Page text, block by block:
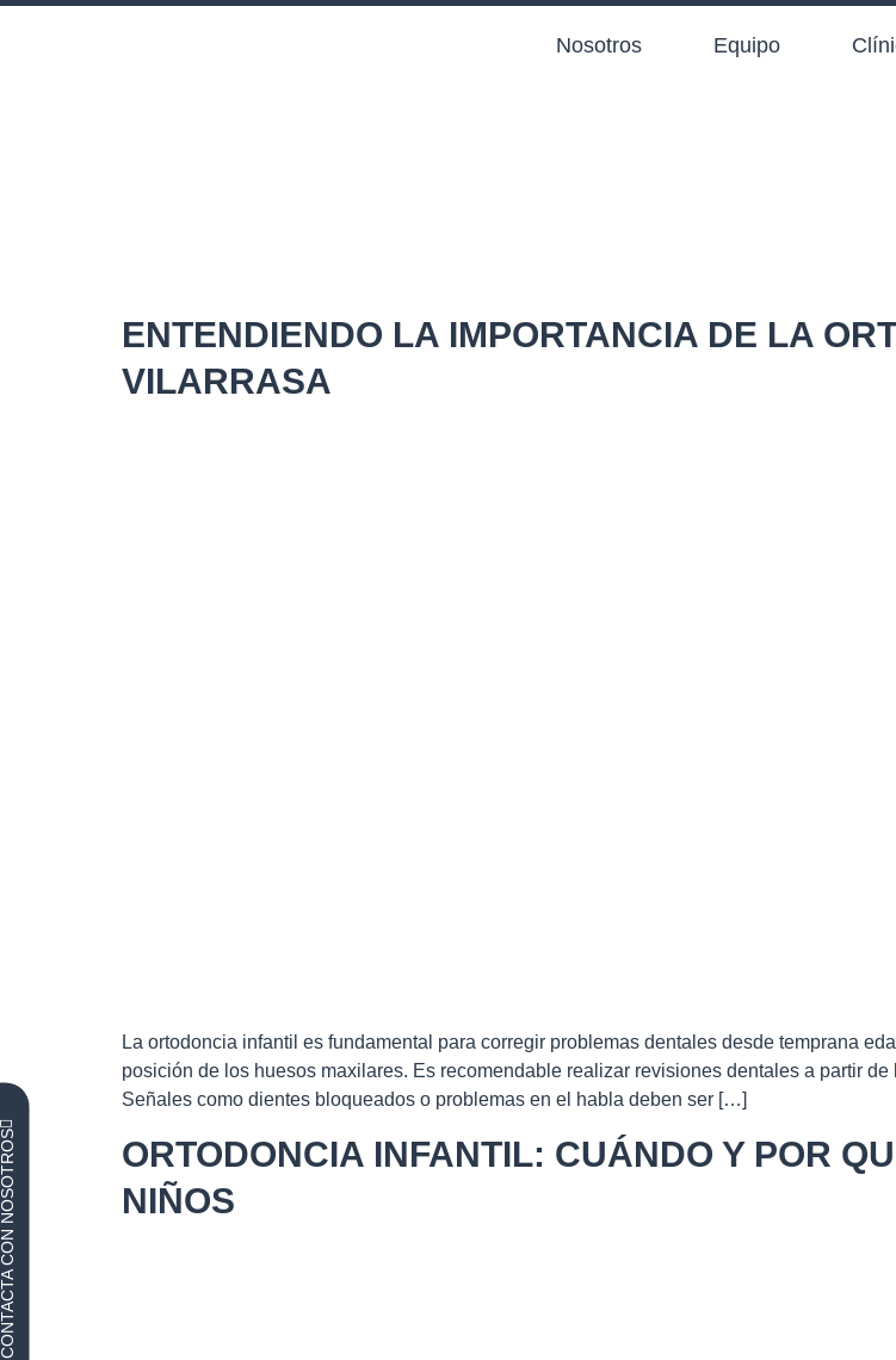
Nosotros Equipo
NOSOTROS
ENTENDIENDO LA IMPORTANCIA DE LA
VILARRASA
La ortodoncia infantil es fundamental para corregir problemas dentales desde temprana
posición de los huesos maxilares. Es recomendable realizar revisiones dentales a partir
Señales como dientes bloqueados o problemas en el habla deben ser […]
ORTODONCIA INFANTIL: CUÁNDO Y POR
NIÑOS